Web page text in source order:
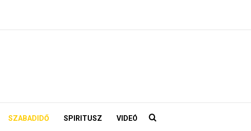
SZABADIDŐ SPIRITUSZ VIDEÓ Keresés: